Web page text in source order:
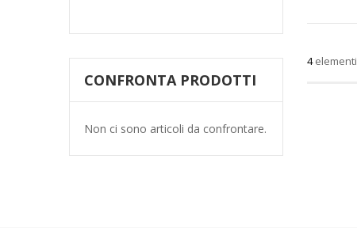
4elementi
CONFRONTA PRODOTTI
Non ci sono articoli da confrontare.